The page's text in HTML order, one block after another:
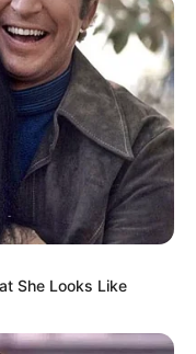
She Looks Like